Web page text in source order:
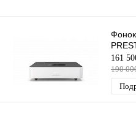
161
190